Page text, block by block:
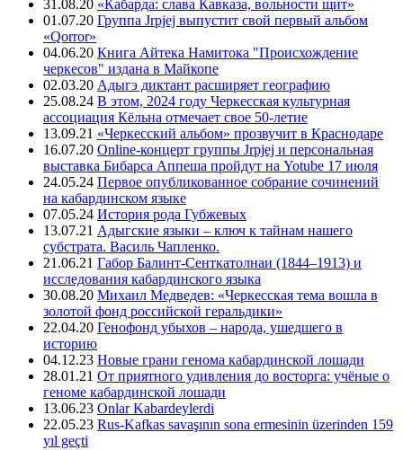
31.08.20 «Кабарда: слава Кавказа, вольности щит»
01.07.20 Группа Jrpjej выпустит свой первый альбом
«Qorror»
04.06.20 Книга Айтека Намитока "Происхождение
черкесов" издана в Майкопе
02.03.20 Адыгэ диктант расширяет географию
25.08.24 В этом, 2024 году Черкесская культурная
ассоциация Кёльна отмечает свое 50-летие
13.09.21 «Черкесский альбом» прозвучит в Краснодаре
16.07.20 Online-концерт группы Jrpjej и персональная
выставка Бибарса Аппеша пройдут на Yotube 17 июля
24.05.24 Первое опубликованное собрание сочинений
на кабардинском языке
07.05.24 История рода Губжевых
13.07.21 Адыгские языки – ключ к тайнам нашего
субстрата. Василь Чапленко.
21.06.21 Габор Балинт-Сенткатолнаи (1844–1913) и
исследования кабардинского языка
30.08.20 Михаил Медведев: «Черкесская тема вошла в
золотой фонд российской геральдики»
22.04.20 Генофонд убыхов – народа, ушедшего в
историю
04.12.23 Новые грани генома кабардинской лошади
28.01.21 От приятного удивления до восторга: учёные о
геноме кабардинской лошади
13.06.23 Onlar Kabardeylerdi
22.05.23 Rus-Kafkas savaşının sona ermesinin üzerinden 159
yıl geçti